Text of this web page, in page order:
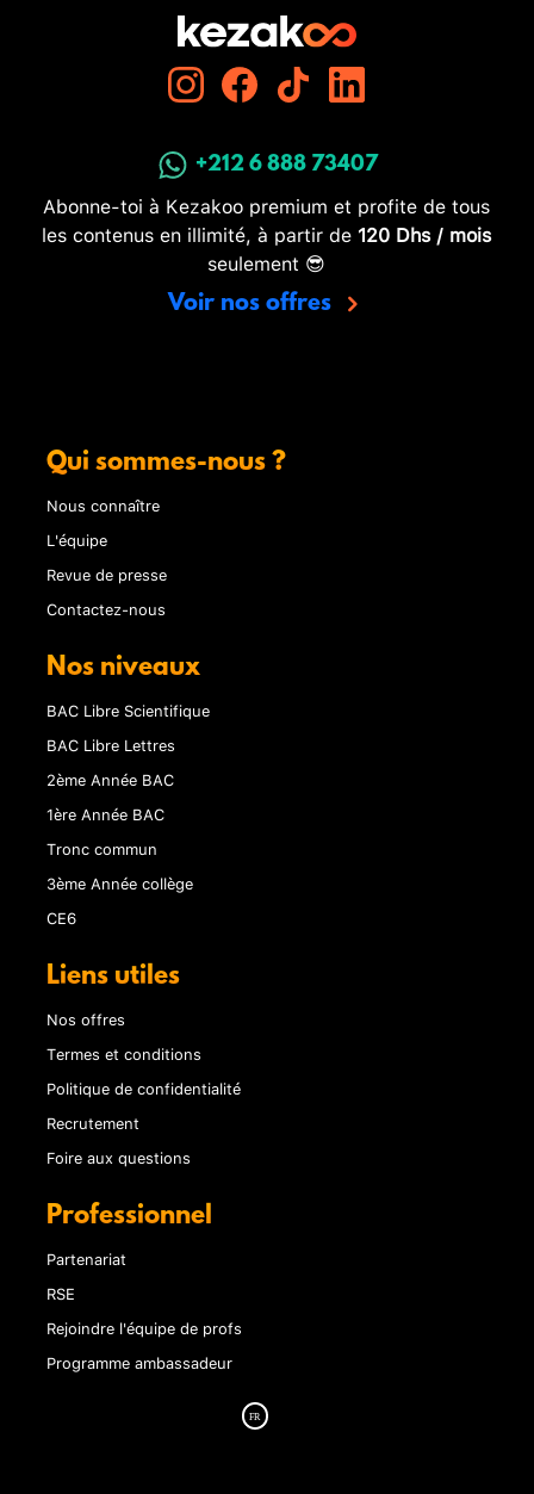
+212 6 888 73407
Abonne-toi à Kezakoo premium et profite de tous
les contenus en illimité, à partir de 120 Dhs / mois
seulement 😎
Voir nos offres
Qui sommes-nous ?
Nous connaître
L'équipe
Revue de presse
Contactez-nous
Nos niveaux
BAC Libre Scientifique
BAC Libre Lettres
2ème Année BAC
1ère Année BAC
Tronc commun
3ème Année collège
CE6
Liens utiles
Nos offres
Termes et conditions
Politique de confidentialité
Recrutement
Foire aux questions
Professionnel
Partenariat
RSE
Rejoindre l'équipe de profs
Programme ambassadeur